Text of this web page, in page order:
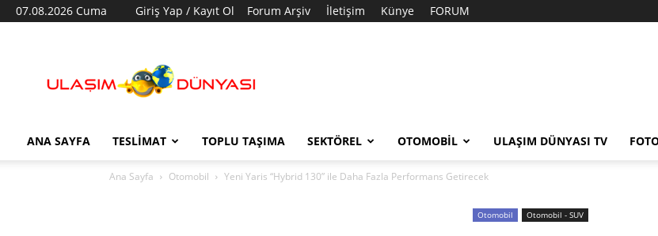
07.08.2026 Cuma Giriş Yap / Kayıt Ol Forum Arşiv İletişim Künye FORUM
Dünyası
ANA SAYFA TESLIMAT TOPLU TAŞIMA SEKTÖREL OTOMOBIL ULAŞIM DÜNYASI TV
Ana Sayfa Otomobil Yeni Yaris “Hybrid 130” ile Daha Fazla Performans Getirecek
Otomobil Otomobil - SUV